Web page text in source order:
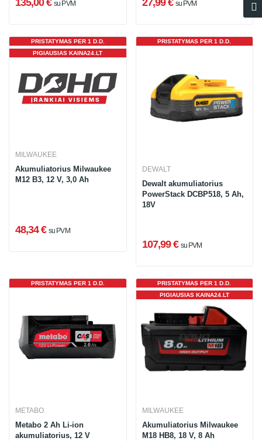
135,00 € su PVM 27,99 € su PVM
PIGIAUSIAS KAINA24.LT
PRISTATYMAS PER 1 D.D.
MILWAUKEE
Akumuliatorius Milwaukee
M12 B3, 12 V, 3,0 Ah
48,34 € su PVM
PRISTATYMAS PER 1 D.D.
DEWALT
Dewalt akumuliatorius
PowerStack DCBP518, 5 Ah,
18V
107,99 € su PVM
PRISTATYMAS PER 1 D.D.
METABO
Metabo 2 Ah Li-ion
akumuliatorius, 12 V
PIGIAUSIAS KAINA24.LT
PRISTATYMAS PER 1 D.D.
MILWAUKEE
Akumuliatorius Milwaukee
M18 HB8, 18 V, 8 Ah